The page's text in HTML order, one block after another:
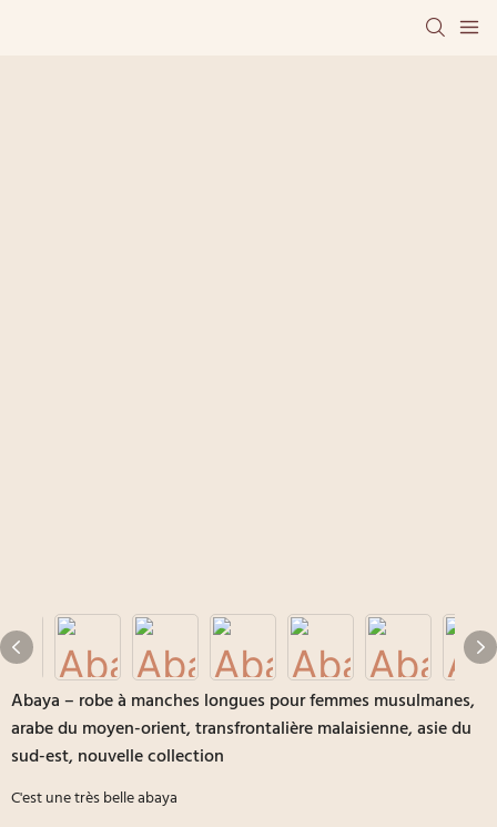
Abaya – robe à manches longues pour femmes musulmanes,
arabe du moyen-orient, transfrontalière malaisienne, asie du
sud-est, nouvelle collection
C'est une très belle abaya